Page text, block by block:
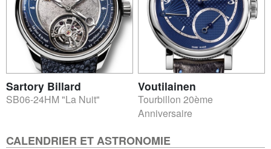
Sartory Billard
SB06-24HM "La Nuit"
Voutilainen
Tourbillon 20ème
Anniversaire
CALENDRIER ET ASTRONOMIE